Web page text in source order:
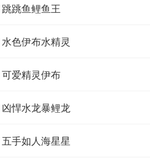
跳鱼鲤鱼王
色伊布水精灵
爱精灵伊布
悍水龙暴鲤龙
手如人海星星